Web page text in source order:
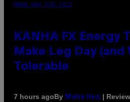
MAHA HAQ FOR VICE
KANHA FX Energy
Make Leg Day
Tolerable
7 hours agoBy Maha Haq |